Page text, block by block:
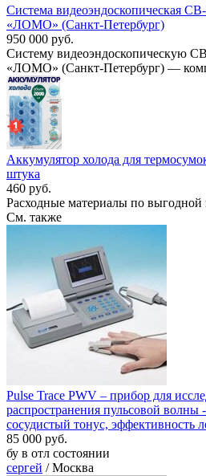
Система видеоэндоскопическая
«ЛОМО» (Санкт-Петербург)
950 000 руб.
Систему видеоэндоскопическую
«ЛОМО» (Санкт-Петербург) —
Аккумулятор холода для
штука
460 руб.
Расходные материалы по выгодной
См. также
Pulse Trace PWV – прибор для
распространения пульсовой волны
сосудистый тонус, эффективность
85 000 руб.
бу в отл состоянии
сергей / Москва